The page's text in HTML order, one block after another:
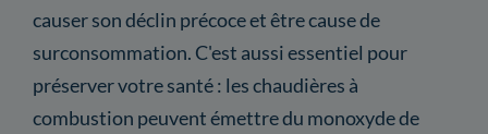
causer son déclin précoce et être cause de
surconsommation. C'est aussi essentiel pour
préserver votre santé : les chaudières à
combustion peuvent émettre du monoxyde de